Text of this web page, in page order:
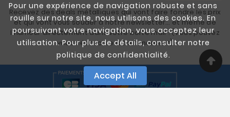
Pour une expérience de navigation robuste et sans
rouille sur notre site, nous utilisons des cookies. En
poursuivant votre navigation, vous acceptez leur
utilisation. Pour plus de détails, consulter notre
politique de confidentialité.
Accept All
Recevez des deals métalliques qui vont faire fondre les prix
et qui vont vous souder à notre newsletter… et même de
l'humour directement dans votre boîte mail ! (Vous pouvez
vous désinscrire à tout moment)